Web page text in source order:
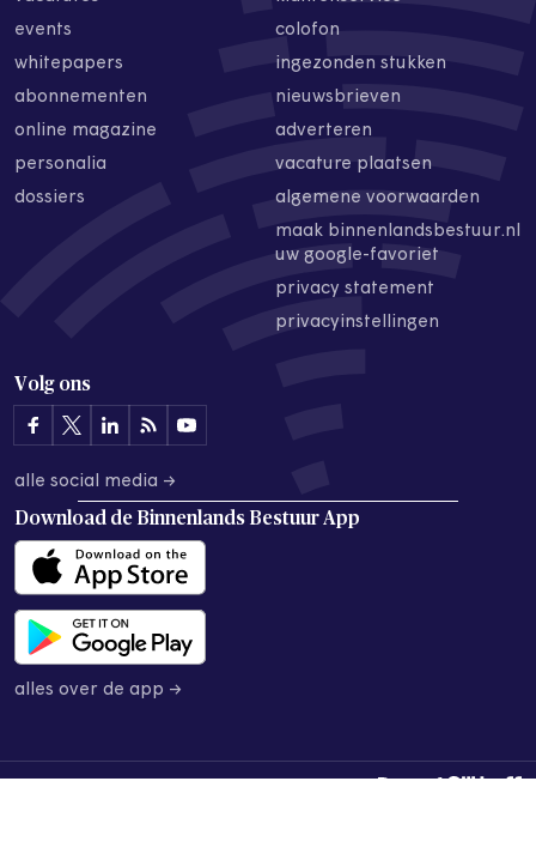
events
whitepapers
abonnementen
online magazine
personalia
dossiers
colofon
ingezonden stukken
nieuwsbrieven
adverteren
vacature plaatsen
algemene voorwaarden
maak binnenlandsbestuur.nl
uw google-favoriet
privacy statement
privacyinstellingen
Volg ons
alle social media →
Download de Binnenlands Bestuur App
alles over de app →